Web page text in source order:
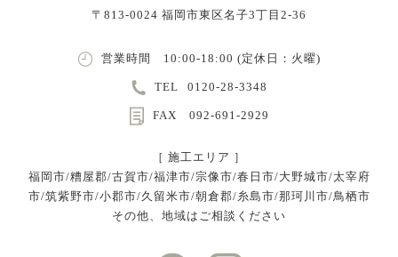
〒813-0024 福岡市東区名子3丁目2-36
営業時間 10:00-18:00 (定休日：火曜)
TEL 0120-28-3348
FAX 092-691-2929
［ 施工エリア ］
福岡市/糟屋郡/古賀市/福津市/宗像市/春日市/大野城市/太宰府
市/筑紫野市/小郡市/久留米市/朝倉郡/糸島市/那珂川市/鳥栖市
その他、地域はご相談ください